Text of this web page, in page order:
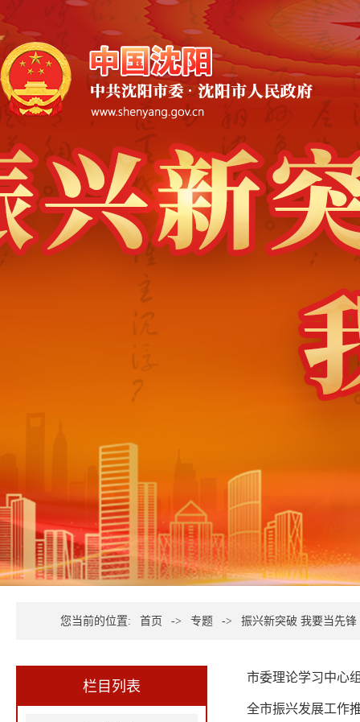
您当前的位置: 首页 -> 专题 -> 振兴新突破 我要当先锋
栏目列表
全市振兴发展工作